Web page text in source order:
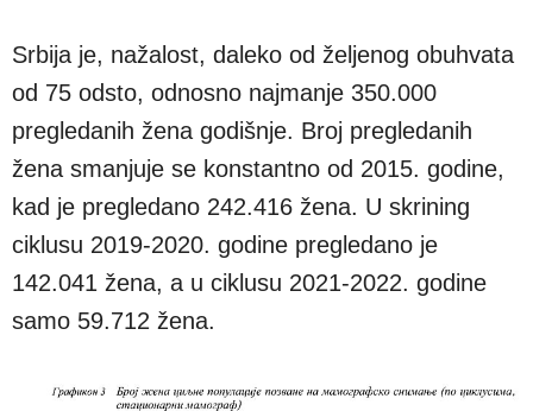
Srbija je, nažalost, daleko od željenog obuhvata
od 75 odsto, odnosno najmanje 350.000
pregledanih žena godišnje. Broj pregledanih
žena smanjuje se konstantno od 2015. godine,
kad je pregledano 242.416 žena. U skrining
ciklusu 2019-2020. godine pregledano je
142.041 žena, a u ciklusu 2021-2022. godine
samo 59.712 žena.